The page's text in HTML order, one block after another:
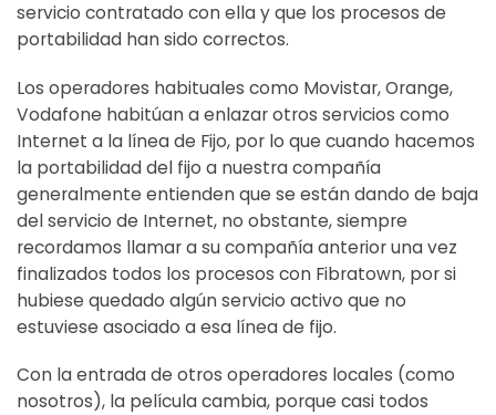
servicio contratado con ella y que los procesos de
portabilidad han sido correctos.
Los operadores habituales como Movistar, Orange,
Vodafone habitúan a enlazar otros servicios como
Internet a la línea de Fijo, por lo que cuando hacemos
la portabilidad del fijo a nuestra compañía
generalmente entienden que se están dando de baja
del servicio de Internet, no obstante, siempre
recordamos llamar a su compañía anterior una vez
finalizados todos los procesos con Fibratown, por si
hubiese quedado algún servicio activo que no
estuviese asociado a esa línea de fijo.
Con la entrada de otros operadores locales (como
nosotros), la película cambia, porque casi todos